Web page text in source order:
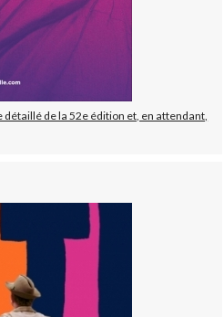
de la 52e édition et, en attendant,